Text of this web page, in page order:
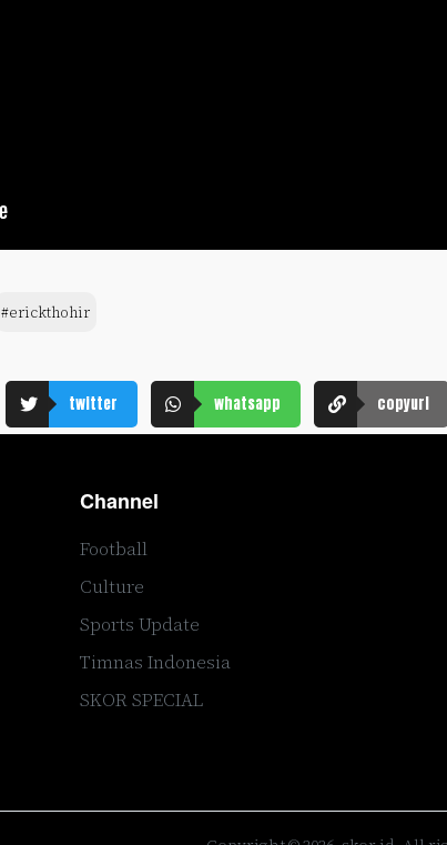
#erickthohir
twitter whatsapp copyurl
Channel
Football
Culture
Sports Update
Timnas Indonesia
SKOR SPECIAL